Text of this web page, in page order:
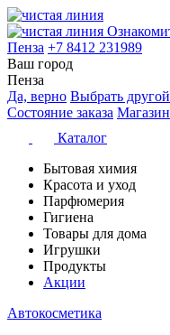
Пенза +7 8412 231989
Ваш город
Пенза
Да, верно Выбрать другой
Состояние заказа
Каталог
Бытовая химия
Красота и уход
Парфюмерия
Гигиена
Товары для дома
Игрушки
Продукты
Акции
Автокосметика